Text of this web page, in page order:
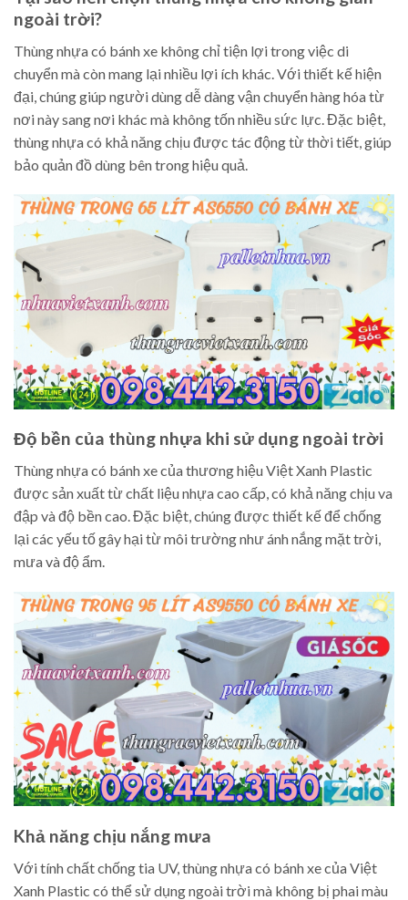
ngoài trời?
Thùng nhựa có bánh xe không chỉ tiện lợi trong việc di
chuyển mà còn mang lại nhiều lợi ích khác. Với thiết kế hiện
đại, chúng giúp người dùng dễ dàng vận chuyển hàng hóa từ
nơi này sang nơi khác mà không tốn nhiều sức lực. Đặc biệt,
thùng nhựa có khả năng chịu được tác động từ thời tiết, giúp
bảo quản đồ dùng bên trong hiệu quả.
Độ bền của thùng nhựa khi sử dụng ngoài trời
Thùng nhựa có bánh xe của thương hiệu Việt Xanh Plastic
được sản xuất từ chất liệu nhựa cao cấp, có khả năng chịu va
đập và độ bền cao. Đặc biệt, chúng được thiết kế để chống
lại các yếu tố gây hại từ môi trường như ánh nắng mặt trời,
mưa và độ ẩm.
Khả năng chịu nắng mưa
Với tính chất chống tia UV, thùng nhựa có bánh xe của Việt
Xanh Plastic có thể sử dụng ngoài trời mà không bị phai màu